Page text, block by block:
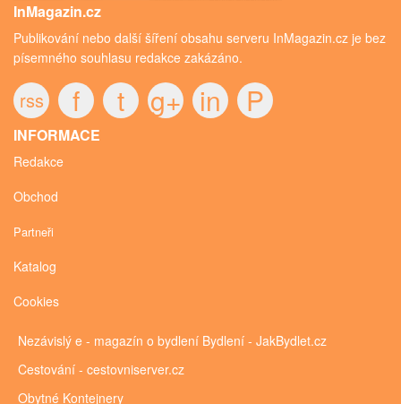
InMagazin.cz
Publikování nebo další šíření obsahu serveru InMagazin.cz je bez
písemného souhlasu redakce zakázáno.
rss f t g+ in P
INFORMACE
Redakce
Obchod
Partneři
Katalog
Cookies
Nezávislý e - magazín o bydlení Bydlení - JakBydlet.cz
Cestování - cestovniserver.cz
Obytné Kontejnery